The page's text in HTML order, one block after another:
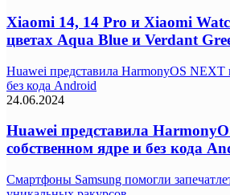
Xiaomi 14, 14 Pro и Xiaomi
цветах Aqua Blue и Verdant
Huawei представила HarmonyOS NEXT
без кода Android
24.06.2024
Huawei представила
собственном ядре и без кода
Смартфоны Samsung помогли